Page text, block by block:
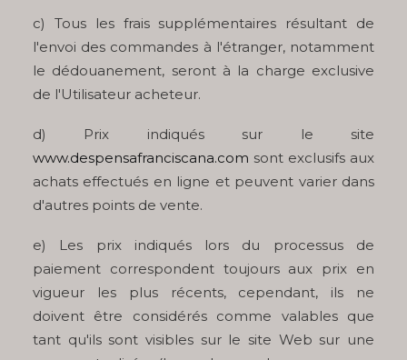
c) Tous les frais supplémentaires résultant de
l'envoi des commandes à l'étranger, notamment
le dédouanement, seront à la charge exclusive
de l'Utilisateur acheteur.
d) Prix indiqués sur le site
www.despensafranciscana.com sont exclusifs aux
achats effectués en ligne et peuvent varier dans
d'autres points de vente.
e) Les prix indiqués lors du processus de
paiement correspondent toujours aux prix en
vigueur les plus récents, cependant, ils ne
doivent être considérés comme valables que
tant qu'ils sont visibles sur le site Web sur une